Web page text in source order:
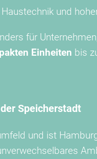
und
für
Einheiten bis
Speicherstadt
und ist